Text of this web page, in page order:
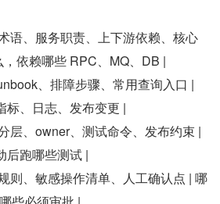
语、服务职责、上下游依赖、核心
依赖哪些 RPC、MQ、DB |
、排障步骤、常用查询入口 |
标、日志、发布变更 |
层、owner、测试命令、发布约束 |
后跑哪些测试 |
则、敏感操作清单、人工确认点 | 哪